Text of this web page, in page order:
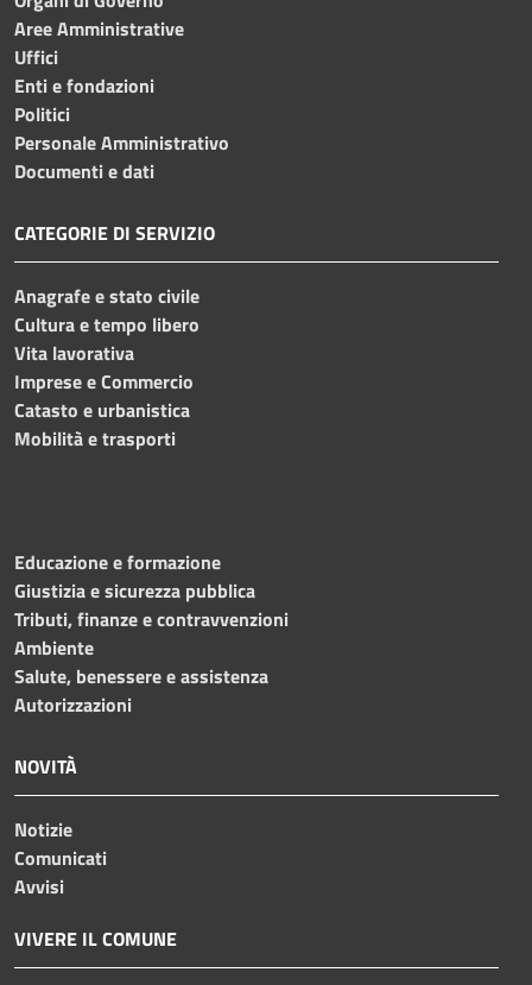
Aree Amministrative
Uffici
Enti e fondazioni
Politici
Personale Amministrativo
Documenti e dati
CATEGORIE DI SERVIZIO
Anagrafe e stato civile
Cultura e tempo libero
Vita lavorativa
Imprese e Commercio
Catasto e urbanistica
Mobilità e trasporti
Educazione e formazione
Giustizia e sicurezza pubblica
Tributi, finanze e contravvenzioni
Ambiente
Salute, benessere e assistenza
Autorizzazioni
NOVITÀ
Notizie
Comunicati
Avvisi
VIVERE IL COMUNE